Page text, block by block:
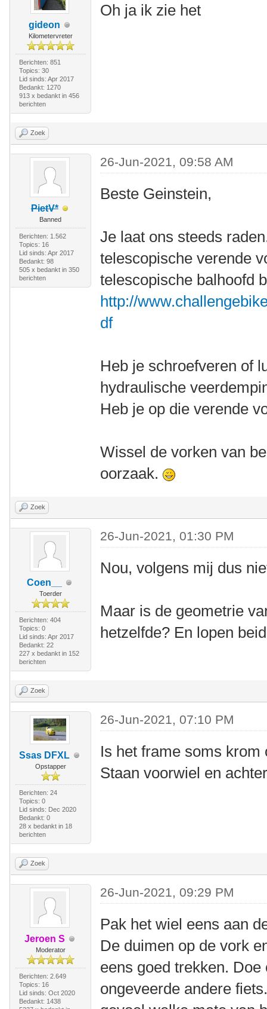
gideon
Kilometervreter
Berichten: 851
Topics: 30
Lid sinds: Apr 2017
Bedankt: 1270
913 x bedankt in 456
berichten
Oh ja ik zie het
Zoek
PietV*
Banned
Berichten: 1.562
Topics: 16
Lid sinds: Apr 2017
Bedankt: 98
505 x bedankt in 350
berichten
26-Jun-2021, 09:58 AM
Beste Geinstein,
Je laat ons steeds
telescopische verende
telescopische balhoofd
http://
df
Heb je schroefveren of
hydraulische
Heb je op die verende
Wissel de vorken van
oorzaak.
Zoek
Coen__
Toerder
Berichten: 404
Topics: 0
Lid sinds: Apr 2017
Bedankt: 22
227 x bedankt in 152
berichten
26-Jun-2021, 01:30 PM
Nou, volgens mij dus
Maar is de geometrie
hetzelfde? En lopen
Zoek
Ssas DFXL
Opstapper
Berichten: 24
Topics: 0
Lid sinds: Dec 2020
Bedankt: 0
28 x bedankt in 18
berichten
26-Jun-2021, 07:10 PM
Is het frame soms krom
Staan voorwiel en
Zoek
Jeroen S
Moderator
Berichten: 2.649
Topics: 16
Lid sinds: Oct 2020
Bedankt: 1438
26-Jun-2021, 09:29 PM
Pak het wiel eens aan
De duimen op de vork
eens goed trekken.
ongeveerde andere